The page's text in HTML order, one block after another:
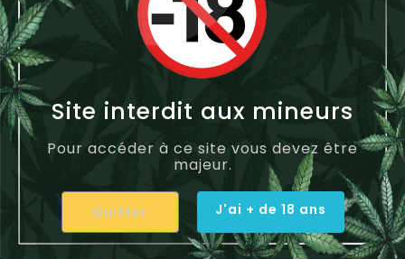
Site interdit aux mineurs
Pour accéder à ce site vous devez être
majeur.
Quitter J'ai + de 18 ans